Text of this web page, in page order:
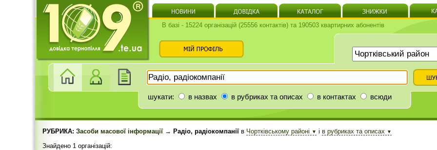
В базі - 15224 організацій (25556 контактів) та 190503 квартирних абонентів
шукати: в назвах в рубриках та описах в контактах всюди
РУБРИКА: Засоби масової інформації → Радіо, радіокомпанії в Чортківському районі ▼ і в рубриках та описах ▼
Знайдено 1 організацій: